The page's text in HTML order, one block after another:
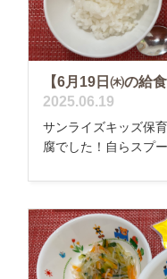
【6月19日㈭の給
2025.06.19
サンライズキッズ保
腐でした！自らスプ